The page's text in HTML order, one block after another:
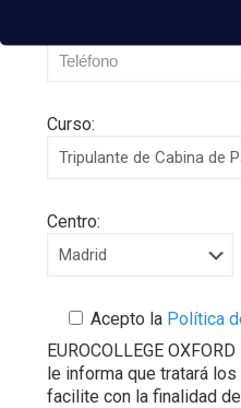
Curso:
Centro:
Acepto la Política
EUROCOLLEGE
le informa que tratará
facilite con la finalidad